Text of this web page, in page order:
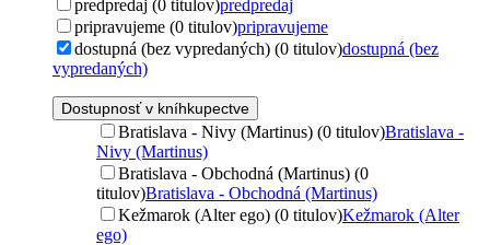
predpredaj (0 titulov)predpredaj
pripravujeme (0 titulov)pripravujeme
dostupná (bez vypredaných) (0 titulov)dostupná (bez
vypredaných)
Dostupnosť v kníhkupectve
Bratislava - Nivy (Martinus) (0 titulov)Bratislava -
Nivy (Martinus)
Bratislava - Obchodná (Martinus) (0
titulov)Bratislava - Obchodná (Martinus)
Kežmarok (Alter ego) (0 titulov)Kežmarok (Alter
ego)